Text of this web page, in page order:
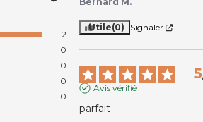
2
0
0
0
0
Utile(0) Signaler
5
Avis vérifié
parfait